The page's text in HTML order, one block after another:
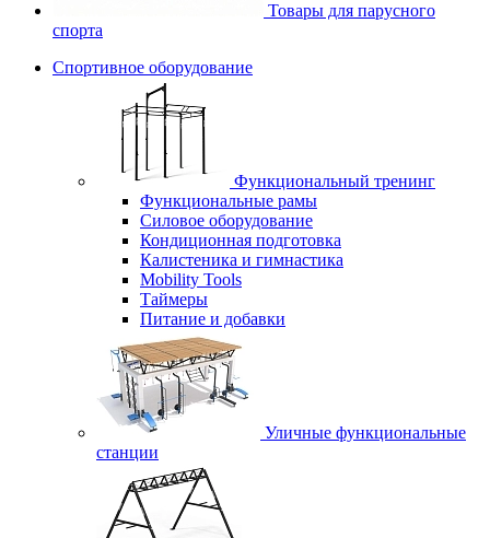
Товары для парусного
спорта
Спортивное оборудование
Функциональный тренинг
Функциональные рамы
Силовое оборудование
Кондиционная подготовка
Калистеника и гимнастика
Mobility Tools
Таймеры
Питание и добавки
Уличные функциональные
станции